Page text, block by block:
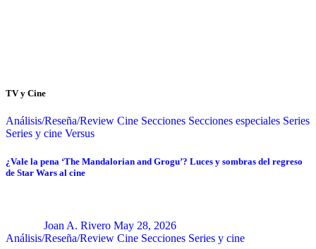
TV y Cine
Análisis/Reseña/Review Cine Secciones Secciones especiales Series
Series y cine Versus
¿Vale la pena ‘The Mandalorian and Grogu’? Luces y sombras del regreso
de Star Wars al cine
Joan A. Rivero May 28, 2026
Análisis/Reseña/Review Cine Secciones Series y cine